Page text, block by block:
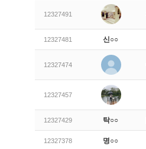
12327491
12327481 신○○
12327474
12327457
12327429 탁○○
12327378 명○○